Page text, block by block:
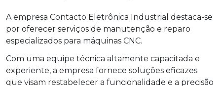
A empresa Contacto Eletrônica Industrial destaca-se
por oferecer serviços de manutenção e reparo
especializados para máquinas CNC.
Com uma equipe técnica altamente capacitada e
experiente, a empresa fornece soluções eficazes
que visam restabelecer a funcionalidade e a precisão